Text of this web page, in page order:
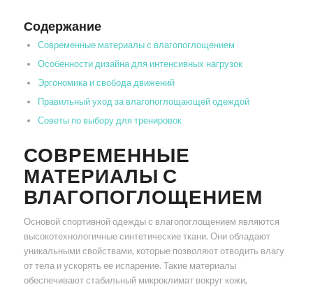
Содержание
Современные материалы с влагопоглощением
Особенности дизайна для интенсивных нагрузок
Эргономика и свобода движений
Правильный уход за влагопоглощающей одеждой
Советы по выбору для тренировок
СОВРЕМЕННЫЕ
МАТЕРИАЛЫ С
ВЛАГОПОГЛОЩЕНИЕМ
Основой спортивной одежды с влагопоглощением являются
высокотехнологичные синтетические ткани. Они обладают
уникальными свойствами, которые позволяют отводить влагу
от тела и ускорять ее испарение. Такие материалы
обеспечивают стабильный микроклимат вокруг кожи,